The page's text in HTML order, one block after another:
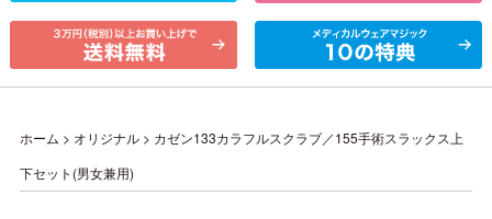
ホーム > オリジナル > カゼン133カラフルスクラブ／155手術スラックス上
下セット(男女兼用)